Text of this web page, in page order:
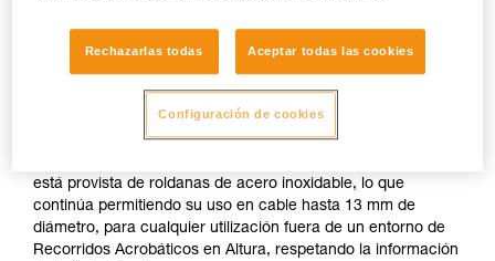
Por tanto, la ficha técnica de la TANDEM SPEED ya no
está provista de roldanas de acero inoxidable, lo que
continúa permitiendo su uso en cable hasta 13 mm de
diámetro, para cualquier utilización fuera de un entorno de
Recorridos Acrobáticos en Altura, respetando la información
Rechazarlas todas Aceptar todas las cookies
Configuración de cookies